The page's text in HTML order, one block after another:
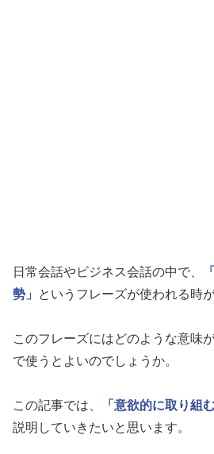
日常会話やビジネス会話の中で、
勢」
というフレーズが使われる時
このフレーズにはどのような意味
で使うとよいのでしょうか。
この記事では、 「意欲的に取り組
説明していきたいと思います。